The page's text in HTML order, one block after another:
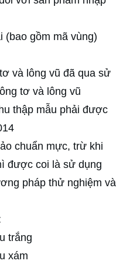
gồm mã vùng)
và lông vũ đã qua sử
tơ và lông vũ
thập mẫu phải được
chuẩn mực, trừ khi
được coi là sử dụng
pháp thử nghiệm và
trắng
xám